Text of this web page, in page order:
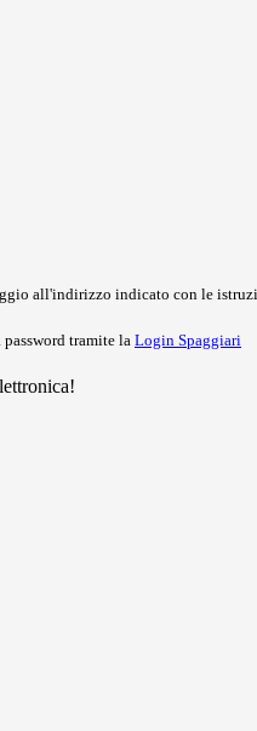
all'indirizzo indicato con le
tramite la Login Spaggiari